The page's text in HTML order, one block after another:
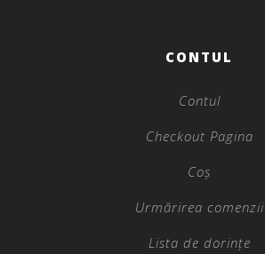
CONTUL
Contul
Checkout Pagina
Coș
Urmărirea comenzii
Lista de dorințe